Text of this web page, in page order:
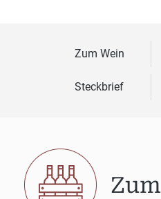
Zum Wein
Steckbrief
Zum